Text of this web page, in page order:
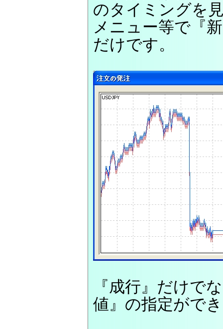
のタイミングを
メニュー等で『
だけです。
『成行』だけで
値』の指定がで